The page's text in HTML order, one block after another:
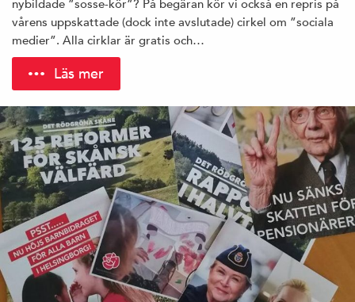
nybildade ”sosse-kör”? På begäran kör vi också en repris på
vårens uppskattade (dock inte avslutade) cirkel om ”sociala
medier”. Alla cirklar är gratis och…
Läs mer